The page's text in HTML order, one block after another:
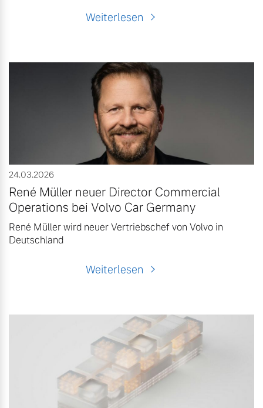
Weiterlesen
24.03.2026
René Müller neuer Director Commercial
Operations bei Volvo Car Germany
René Müller wird neuer Vertriebschef von Volvo in
Deutschland
Weiterlesen